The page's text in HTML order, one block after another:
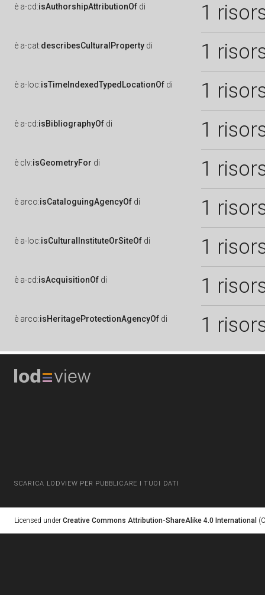
è a-cd:isAuthorshipAttributionOf di 1
è a-cat:describesCulturalProperty di 1
è a-loc:isTimeIndexedTypedLocationOf di 1
è a-cd:isBibliographyOf di 1
è clv:isGeometryFor di 1
è arco:isCataloguingAgencyOf di 1
è a-loc:isCulturalInstituteOrSiteOf di 1
è a-cd:isAcquisitionOf di 1
è arco:isHeritageProtectionAgencyOf di 1
SCARICA LODVIEW PER PUBBLICARE I TUOI DATI
Licensed under Creative Commons Attribution-ShareAlike 4.0 International